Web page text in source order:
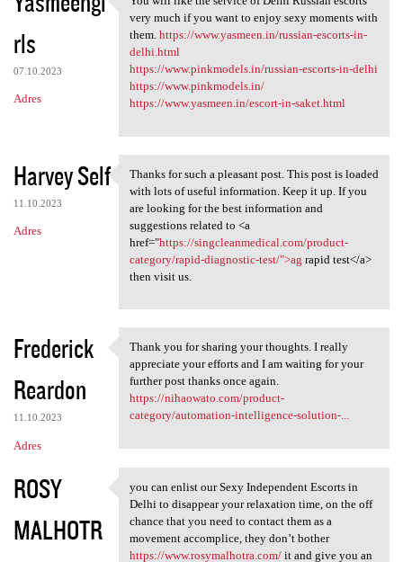
rls
07.10.2023
Adres
You will like the service of
very much if you want to enjoy sexy moments with
them. https://www.yasmeen.in/russian-escorts-in-
delhi.html
https://www.pinkmodels.in/russian-escorts-in-delhi
https://www.pinkmodels.in/
https://www.yasmeen.in/escort-in-saket.html
Harvey Self
11.10.2023
Adres
Thanks for such a pleasant
Thanks for such a pleasant post. This post is loaded
with lots of useful information. Keep it up. If you
are looking for the best information and
suggestions related to <a
href="https://singcleanmedical.com/product-
category/rapid-diagnostic-test/">ag rapid test</a>
then visit us.
Frederick
Reardon
11.10.2023
Adres
Thank you for sharing your
Thank you for sharing your thoughts. I really
appreciate your efforts and I am waiting for your
further post thanks once again.
https://nihaowato.com/product-
category/automation-intelligence-solution-...
ROSY
MALHOTR
you can enlist our Sexy
you can enlist our Sexy Independent Escorts in
Delhi to disappear your relaxation time, on the off
chance that you need to contact them as a
movement accomplice, they don’t bother
https://www.rosymalhotra.com/it and give you an